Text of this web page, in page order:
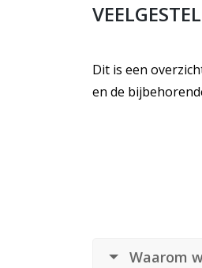
Dit is een
en de
Waarom